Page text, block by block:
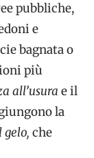
pubbliche,
e
bagnata o
più
all’usura e il
la
che